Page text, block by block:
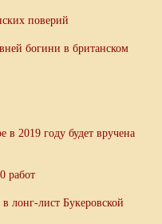
поверий
богини в британском
в 2019 году будет вручена
работ
лонг-лист Букеровской